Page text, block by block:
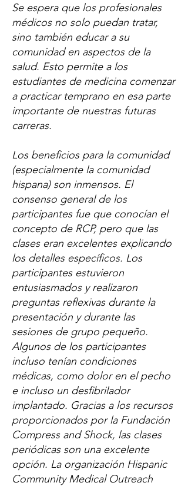
Se espera que los profesionales
médicos no solo puedan tratar,
sino también educar a su
comunidad en aspectos de la
salud. Esto permite a los
estudiantes de medicina comenzar
a practicar temprano en esa parte
importante de nuestras futuras
carreras.
Los beneficios para la comunidad
(especialmente la comunidad
hispana) son inmensos. El
consenso general de los
participantes fue que conocían el
concepto de RCP, pero que las
clases eran excelentes explicando
los detalles específicos. Los
participantes estuvieron
entusiasmados y realizaron
preguntas reflexivas durante la
presentación y durante las
sesiones de grupo pequeño.
Algunos de los participantes
incluso tenían condiciones
médicas, como dolor en el pecho
e incluso un desfibrilador
implantado. Gracias a los recursos
proporcionados por la Fundación
Compress and Shock, las clases
periódicas son una excelente
opción. La organización Hispanic
Community Medical Outreach